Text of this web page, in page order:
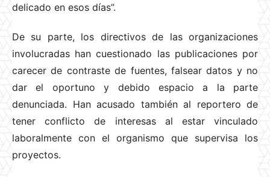
delicado en esos días”.
De su parte, los directivos de las organizaciones
involucradas han cuestionado las publicaciones por
carecer de contraste de fuentes, falsear datos y no
dar el oportuno y debido espacio a la parte
denunciada. Han acusado también al reportero de
tener conflicto de interesas al estar vinculado
laboralmente con el organismo que supervisa los
proyectos.